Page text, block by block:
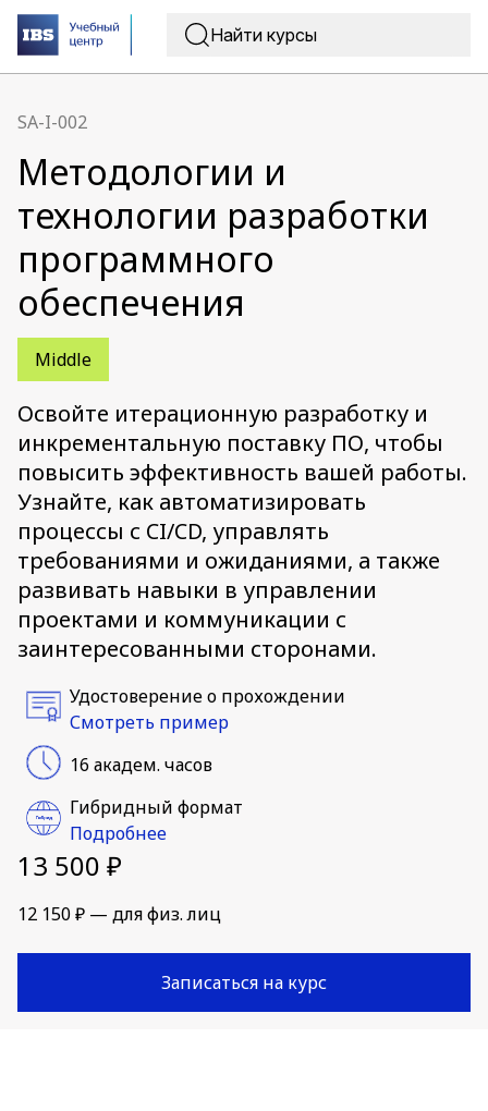
SA-I-002
Методологии и
технологии разработки
программного
обеспечения
Middle
Освойте итерационную разработку и
инкрементальную поставку ПО, чтобы
повысить эффективность вашей работы.
Узнайте, как автоматизировать
процессы с CI/CD, управлять
требованиями и ожиданиями, а также
развивать навыки в управлении
проектами и коммуникации с
заинтересованными сторонами.
Удостоверение о прохождении
Смотреть пример
16 академ. часов
Гибридный формат
Подробнее
13 500 ₽
12 150 ₽ — для физ. лиц
Записаться на курс